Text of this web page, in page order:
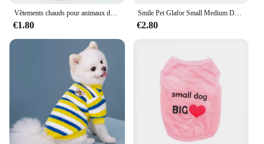
Vêtements chauds pour animaux de compagnie pour petits et moyens chiens, chemise pour animaux de compagnie, costume Chihuahua, vêtements pour Yorkshire, Noël, nouvel an
€1.80
Smile Pet Glafor Small Medium Dogs Chats Clothes, Autumn Warm Puppy Jacket, French Bulldog, Chihuahua Coat, SARL Kies, Prellux Outfits
€2.80